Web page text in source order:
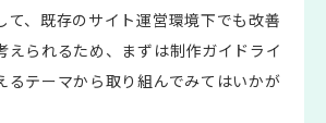
て、既存のサイト運営環境下でも改善
えられるため、まずは制作ガイドライ
るテーマから取り組んでみてはいかが